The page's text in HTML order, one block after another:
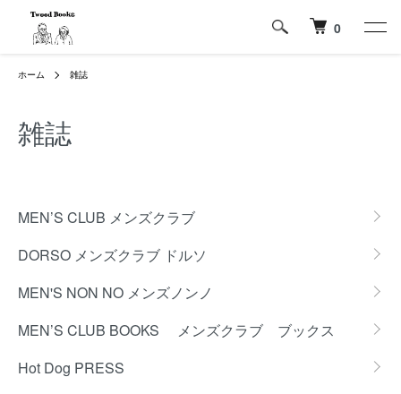
0
ホーム 雑誌
雑誌
MEN’S CLUB メンズクラブ
DORSO メンズクラブ ドルソ
MEN'S NON NO メンズノンノ
MEN’S CLUB BOOKS メンズクラブ ブックス
Hot Dog PRESS